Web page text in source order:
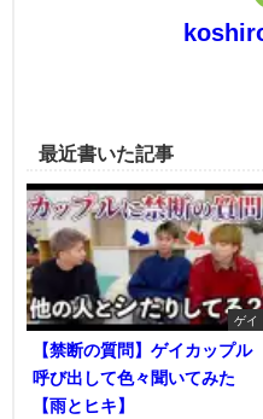
最近書いた記事
ゲイ
【禁断の質問】ゲイカップル
呼び出して色々聞いてみた
【雨とヒキ】